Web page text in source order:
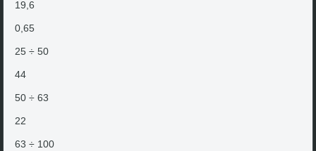
19,6
0,65
25 ÷ 50
44
50 ÷ 63
22
63 ÷ 100